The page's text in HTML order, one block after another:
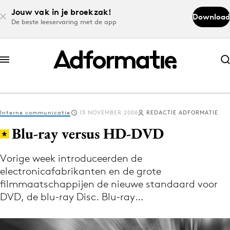
Jouw vak in je broekzak!
De beste leeservaring met de app
Download
Abonneer nu
Abonneer nu
Log in
Download de app
Volg het laatste nieuws via de Adformatie
Nieuws app
Interne communicatie 13 NOVEMBER 2006 REDACTIE ADFORMATIE
Blu-ray versus HD-DVD
Vorige week introduceerden de
electronicafabrikanten en de grote
filmmaatschappijen de nieuwe standaard voor
DVD, de blu-ray Disc. Blu-ray…